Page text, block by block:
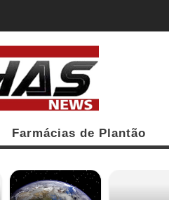
Farmácias de Plantão